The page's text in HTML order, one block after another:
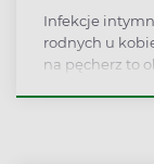
Infekcje
rodnych u
na pęcherz to